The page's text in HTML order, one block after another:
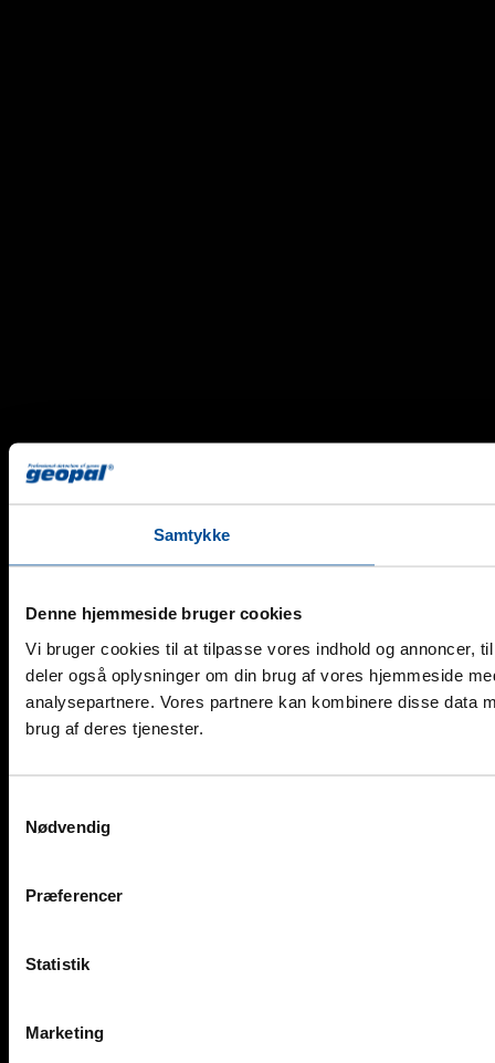
Samtykke
Denne hjemmeside bruger cookies
Vi bruger cookies til at tilpasse vores indhold og annoncer,
deler også oplysninger om din brug af vores hjemmeside
analysepartnere. Vores partnere kan kombinere disse data
brug af deres tjenester.
Nødvendig
Præferencer
Statistik
Marketing